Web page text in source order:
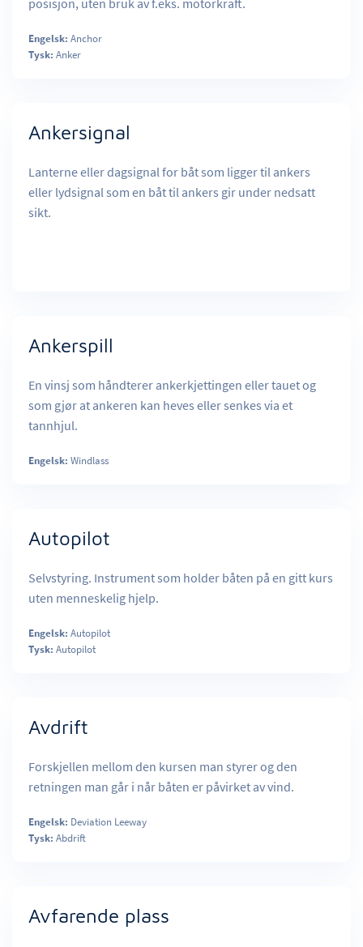
posisjon, uten bruk av f.eks. motorkraft.
Engelsk: Anchor
Tysk: Anker
Ankersignal
Lanterne eller dagsignal for båt som ligger til ankers
eller lydsignal som en båt til ankers gir under nedsatt
sikt.
Ankerspill
En vinsj som håndterer ankerkjettingen eller tauet og
som gjør at ankeren kan heves eller senkes via et
tannhjul.
Engelsk: Windlass
Autopilot
Selvstyring. Instrument som holder båten på en gitt kurs
uten menneskelig hjelp.
Engelsk: Autopilot
Tysk: Autopilot
Avdrift
Forskjellen mellom den kursen man styrer og den
retningen man går i når båten er påvirket av vind.
Engelsk: Deviation Leeway
Tysk: Abdrift
Avfarende plass